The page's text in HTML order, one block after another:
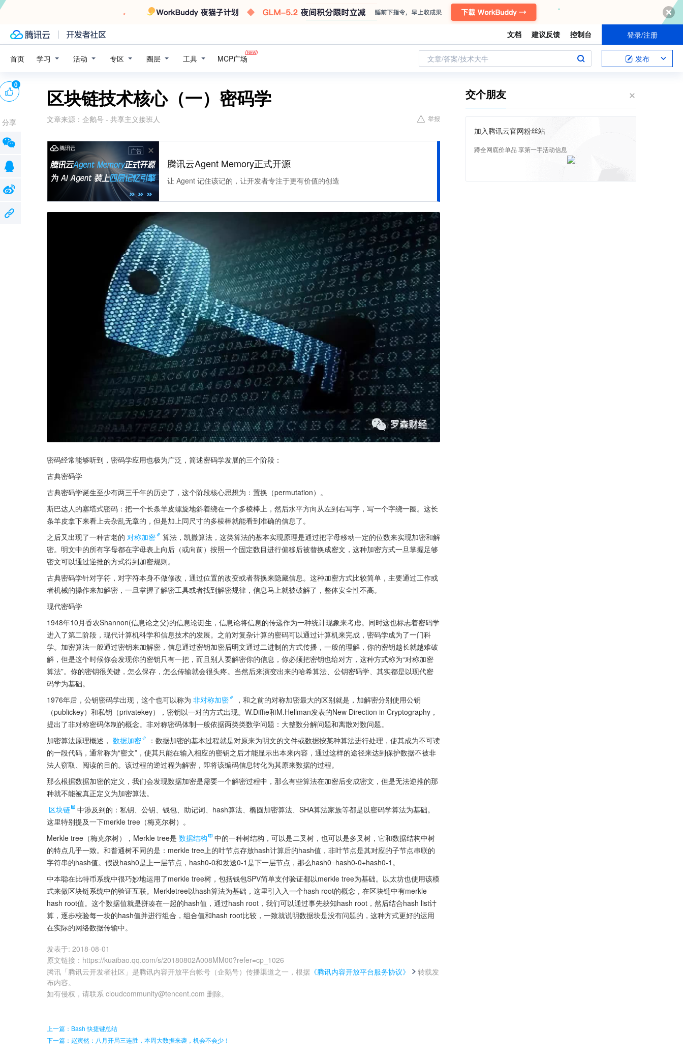
文档 建议反馈 控制台 登录/注册
首页 学习 活动 专区 圈层 工具 MCP广场 文章/答案/技术大牛 发布
区块链技术核心（一）密码学
文章来源： 企鹅号 - 共享主义接班人 举报
广告
腾讯云Agent Memory正式开源
让 Agent 记住该记的，让开发者专注于更有价值的创造
密码经常能够听到，密码学应用也极为广泛，简述密码学发展的三个阶段：
古典密码学
古典密码学诞生至少有两三千年的历史了，这个阶段核心思想为：置换（permutation）。
斯巴达人的塞塔式密码：把一个长条羊皮螺旋地斜着绕在一个多棱棒上，然后水平方向从左到右写字，写一个字绕一圈。这长
条羊皮拿下来看上去杂乱无章的，但是加上同尺寸的多棱棒就能看到准确的信息了。
之后又出现了一种古老的 对称加密
算法，凯撒算法，这类算法的基本实现原理是通过把字母移动一定的位数来实现加密和解
密。明文中的所有字母都在字母表上向后（或向前）按照一个固定数目进行偏移后被替换成密文，这种加密方式一旦掌握足够
密文可以通过逆推的方式得到加密规则。
古典密码学针对字符，对字符本身不做修改，通过位置的改变或者替换来隐藏信息。这种加密方式比较简单，主要通过工作或
者机械的操作来加解密，一旦掌握了解密工具或者找到解密规律，信息马上就被破解了，整体安全性不高。
现代密码学
1948年10月香农Shannon(信息论之父)的信息论诞生，信息论将信息的传递作为一种统计现象来考虑。同时这也标志着密码学
进入了第二阶段，现代计算机科学和信息技术的发展。之前对复杂计算的密码可以通过计算机来完成，密码学成为了一门科
学。加密算法一般通过密钥来加解密，信息通过密钥加密后明文通过二进制的方式传播，一般的理解，你的密钥越长就越难破
解，但是这个时候你会发现你的密钥只有一把，而且别人要解密你的信息，你必须把密钥也给对方，这种方式称为“对称加密
算法”。你的密钥很关键，怎么保存，怎么传输就会很头疼。当然后来演变出来的哈希算法、公钥密码学、其实都是以现代密
码学为基础。
1976年后，公钥密码学出现，这个也可以称为 非对称加密
，和之前的对称加密最大的区别就是，加解密分别使用公钥
（publickey）和私钥（privatekey），密钥以一对的方式出现。W.Diffie和M.Hellman发表的New Direction in Cryptography，
提出了非对称密码体制的概念。非对称密码体制一般依据两类类数学问题：大整数分解问题和离散对数问题。
加密算法原理概述， 数据加密
：数据加密的基本过程就是对原来为明文的文件或数据按某种算法进行处理，使其成为不可读
的一段代码，通常称为“密文”，使其只能在输入相应的密钥之后才能显示出本来内容，通过这样的途径来达到保护数据不被非
法人窃取、阅读的目的。该过程的逆过程为解密，即将该编码信息转化为其原来数据的过程。
那么根据数据加密的定义，我们会发现数据加密是需要一个解密过程中，那么有些算法在加密后变成密文，但是无法逆推的那
种就不能被真正定义为加密算法。
区块链
中涉及到的：私钥、公钥、钱包、助记词、hash算法、椭圆加密算法、SHA算法家族等都是以密码学算法为基础。
这里特别提及一下merkle tree（梅克尔树）。
Merkle tree（梅克尔树），Merkle tree是 数据结构
中的一种树结构，可以是二叉树，也可以是多叉树，它和数据结构中树
的特点几乎一致。和普通树不同的是：merkle tree上的叶节点存放hash计算后的hash值，非叶节点是其对应的子节点串联的
字符串的hash值。假设hash0是上一层节点，hash0-0和发送0-1是下一层节点，那么hash0=hash0-0+hash0-1。
中本聪在比特币系统中很巧妙地运用了merkle tree树，包括钱包SPV简单支付验证都以merkle tree为基础。以太坊也使用该模
式来做区块链系统中的验证互联。Merkletree以hash算法为基础，这里引入入一个hash root的概念，在区块链中有merkle
hash root值。这个数据值就是拼凑在一起的hash值，通过hash root，我们可以通过事先获知hash root，然后结合hash list计
算，逐步校验每一块的hash值并进行组合，组合值和hash root比较，一致就说明数据块是没有问题的，这种方式更好的运用
在实际的网络数据传输中。
发表于: 2018-08-01
原文链接 ： https://kuaibao.qq.com/s/20180802A008MM00?refer=cp_1026
腾讯「腾讯云开发者社区」是腾讯内容开放平台帐号（企鹅号）传播渠道之一，根据 《腾讯内容开放平台服务协议》
转载发
布内容。
如有侵权，请联系 cloudcommunity@tencent.com 删除。
0
分享
上一篇：Bash 快捷键总结
下一篇：赵寅然：八月开局三连胜，本周大数据来袭，机会不会少！
交个朋友
加入腾讯云官网粉丝站
蹲全网底价单品 享第一手活动信息